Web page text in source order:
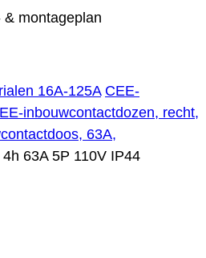
montageplan
16A-125A CEE-
inbouwcontactdozen, recht,
63A,
4h 63A 5P 110V IP44